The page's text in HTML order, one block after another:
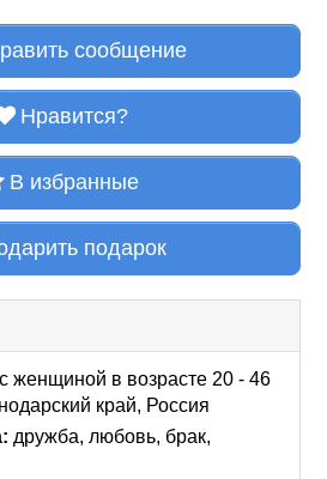
сообщение
Нравится?
В избранные
подарок
с женщиной в возрасте 20 - 46
край, Россия
дружба, любовь, брак,